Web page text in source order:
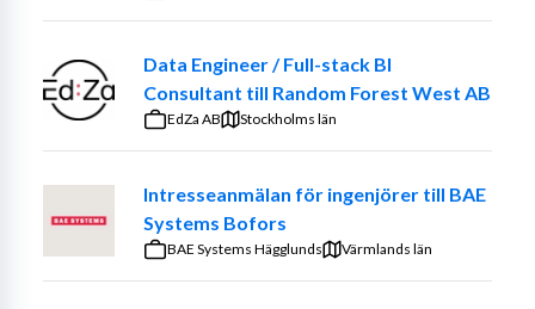
Data Engineer / Full-stack BI
Consultant till Random Forest West AB
EdZa AB Stockholms län
Intresseanmälan för ingenjörer till BAE
Systems Bofors
BAE Systems Hägglunds Värmlands län